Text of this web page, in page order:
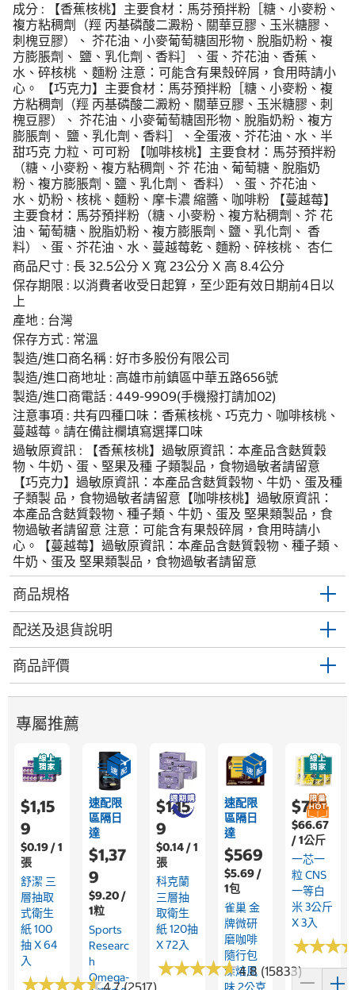
成分 : 【香蕉核桃】主要食材：馬芬預拌粉［糖、小麥粉、
複方粘稠劑（羥 丙基磷酸二澱粉、關華豆膠、玉米糖膠、
刺槐豆膠）、 芥花油、小麥葡萄糖固形物、脫脂奶粉、複
方膨脹劑、 鹽、乳化劑、香料］、蛋、芥花油、香蕉、
水、碎核桃 、麵粉 注意：可能含有果殼碎屑，食用時請小
心。 【巧克力】主要食材：馬芬預拌粉［糖、小麥粉、複
方粘稠劑（羥 丙基磷酸二澱粉、關華豆膠、玉米糖膠、刺
槐豆膠）、 芥花油、小麥葡萄糖固形物、脫脂奶粉、複方
膨脹劑、 鹽、乳化劑、香料］、全蛋液、芥花油、水、半
甜巧克 力粒、可可粉 【咖啡核桃】主要食材：馬芬預拌粉
（糖、小麥粉、複方粘稠劑、芥 花油、葡萄糖、脫脂奶
粉、複方膨脹劑、鹽、乳化劑、 香料）、蛋、芥花油、
水、奶粉、核桃、麵粉、摩卡濃 縮醬、咖啡粉 【蔓越莓】
主要食材：馬芬預拌粉（糖、小麥粉、複方粘稠劑、芥 花
油、葡萄糖、脫脂奶粉、複方膨脹劑、鹽、乳化劑、 香
料）、蛋、芥花油、水、蔓越莓乾、麵粉、碎核桃、 杏仁
商品尺寸 : 長 32.5公分 X 寬 23公分 X 高 8.4公分
保存期限 : 以消費者收受日起算，至少距有效日期前4日以
上
產地 : 台灣
保存方式 : 常溫
製造/進口商名稱 : 好市多股份有限公司
製造/進口商地址 : 高雄市前鎮區中華五路656號
製造/進口商電話 : 449-9909(手機撥打請加02)
注意事項 : 共有四種口味：香蕉核桃、巧克力、咖啡核桃、
蔓越莓。請在備註欄填寫選擇口味
過敏原資訊 : 【香蕉核桃】過敏原資訊：本產品含麩質穀
物、牛奶、蛋、堅果及種 子類製品，食物過敏者請留意
【巧克力】過敏原資訊：本產品含麩質穀物、牛奶、蛋及種
子類製 品，食物過敏者請留意【咖啡核桃】過敏原資訊：
本產品含麩質穀物、種子類、牛奶、蛋及 堅果類製品，食
物過敏者請留意 注意：可能含有果殼碎屑，食用時請小
心。【蔓越莓】過敏原資訊：本產品含麩質穀物、種子類、
牛奶、蛋及 堅果類製品，食物過敏者請留意
商品規格
配送及退貨說明
商品評價
專屬推薦
$1,15
9
$0.19 / 1
張
舒潔 三
層抽取
式衛生
紙 100
抽 X 64
入
★★★★★
★★★★★4.7 (2517)
速配限
區隔日
達
$1,37
9
$9.20 /
1粒
Sports
Researc
H
Omega-
$1,15
9
$0.14 / 1
張
科克蘭
三層抽
取衛生
紙 120抽
X 72入
★★★★★
★★★★★4.8 (15833)
速配限
區隔日
達
$569
$5.69 /
1包
雀巢 金
牌微研
磨咖啡
隨行包
深焙風
味 2公克
$755
$66.67
/ 1公斤
一芯一
粒 CNS
一等白
米 3公斤
X 3入
★★★
★★★